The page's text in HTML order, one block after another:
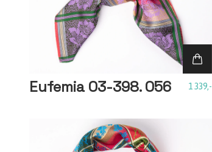
Eufemia 03-398. 056 1 339,-